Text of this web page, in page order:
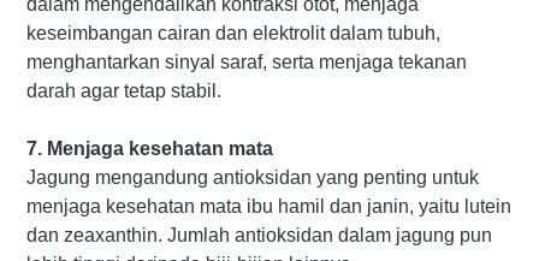
dalam mengendalikan kontraksi otot, menjaga
keseimbangan cairan dan elektrolit dalam tubuh,
menghantarkan sinyal saraf, serta menjaga tekanan
darah agar tetap stabil.
7. Menjaga kesehatan mata
Jagung mengandung antioksidan yang penting untuk
menjaga kesehatan mata ibu hamil dan janin, yaitu lutein
dan zeaxanthin. Jumlah antioksidan dalam jagung pun